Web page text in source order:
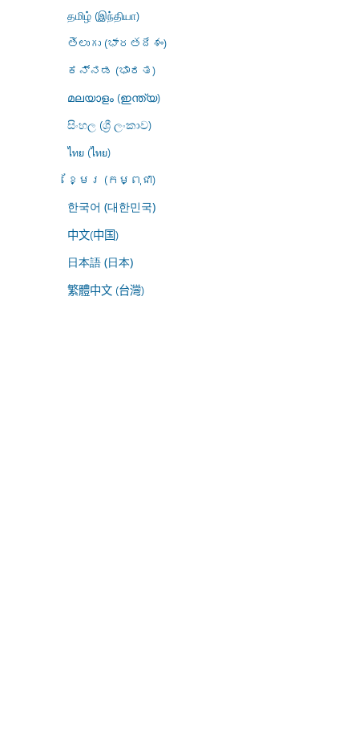
தமிழ் (இந்தியா)
తెలుగు (భారతదేశం)
ಕನ್ನಡ (ಭಾರತ)
മലയാളം (ഇന്ത്യ)
සිංහල (ශ්‍රී ලංකාව)
ไทย (ไทย)
ខ្មែរ (កម្ពុជា)
한국어 (대한민국)
中文(中国)
日本語 (日本)
繁體中文 (台灣)